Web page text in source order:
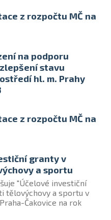
z rozpočtu MČ na
na podporu
stavu
hl. m. Prahy
z rozpočtu MČ na
granty v
a sportu
"Účelové investiční
tělovýchovy a sportu v
Čakovice na rok